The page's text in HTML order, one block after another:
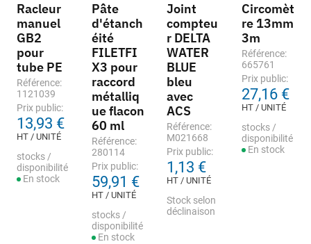
Racleur
manuel
GB2
pour
tube PE
Référence:
1121039
Prix public:
13,93 €
HT / UNITÉ
stocks /
disponibilité
En stock
Pâte
d'étanch
éité
FILETFI
X3 pour
raccord
métalliq
ue flacon
60 ml
Référence:
280114
Prix public:
59,91 €
HT / UNITÉ
stocks /
disponibilité
En stock
Joint
compteu
r DELTA
WATER
BLUE
bleu
avec
ACS
Référence:
M021668
Prix public:
1,13 €
HT / UNITÉ
Stock selon
déclinaison
Circomèt
re 13mm
3m
Référence:
665761
Prix public:
27,16 €
HT / UNITÉ
stocks /
disponibilité
En stock